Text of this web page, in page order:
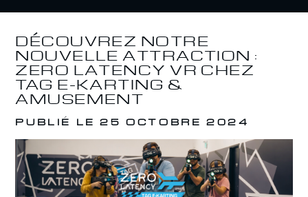
DÉCOUVREZ NOTRE
NOUVELLE ATTRACTION :
ZERO LATENCY VR CHEZ
TAG E-KARTING &
AMUSEMENT
PUBLIÉ LE 25 OCTOBRE 2024